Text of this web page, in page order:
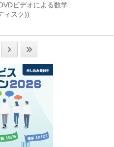
ビデオによる数学
ィスク))